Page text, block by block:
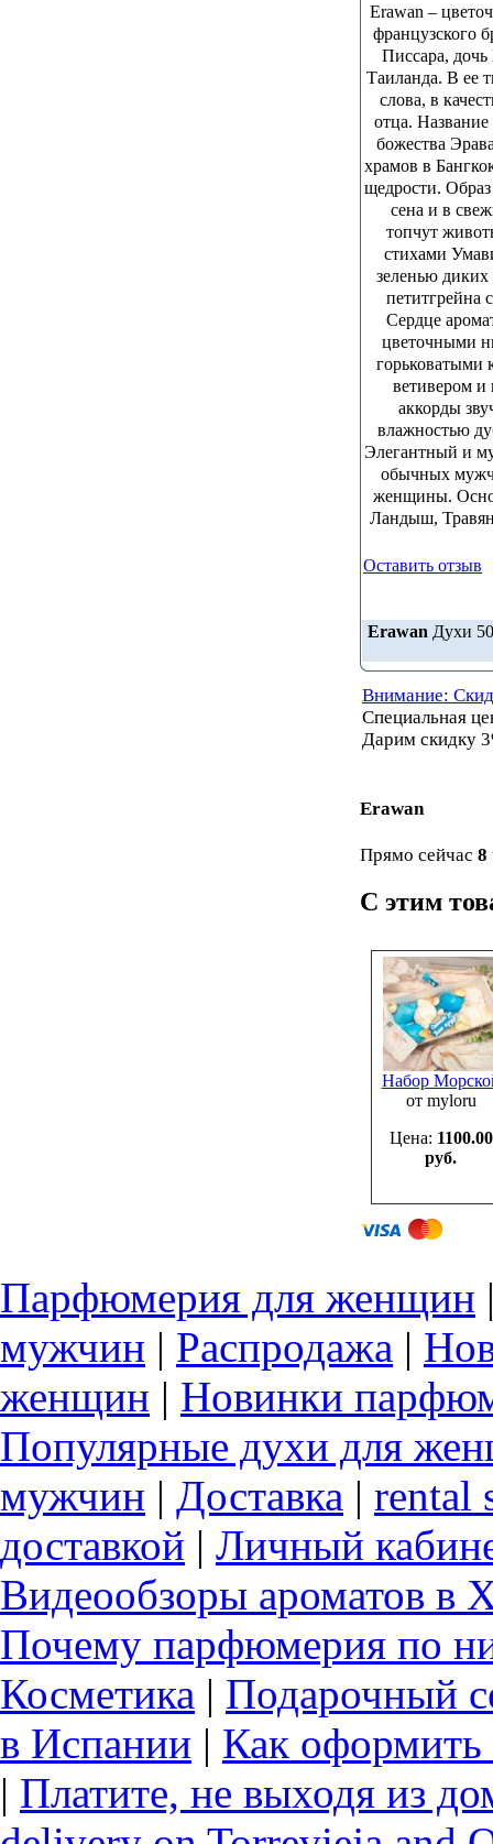
Erawan –
французского
Писсара,
Таиланда. В ее
слова, в
отца. Название
божества
храмов в
щедрости.
сена и в
топчут
стихами
зеленью диких
петитгрейна
Сердце
цветочными
горьковатыми
ветивером
аккорды
влажностью
Элегантный и
обычных
женщины.
Ландыш,
Оставить отзыв
Erawan Духи
Внимание:
Специальная
Дарим скидку
Erawan
Прямо сейчас 8
С этим
Набор
от myloru
Цена: 1100.00
руб.
Парфюмерия для женщин
мужчин | Распродажа |
женщин | Новинки
Популярные духи для
мужчин | Доставка | rental
доставкой | Личный
Видеообзоры ароматов в
Почему парфюмерия по
Косметика | Подарочный
в Испании | Как оформить
| Платите, не выходя из